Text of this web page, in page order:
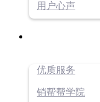
用户心声
优质服务
销帮帮学院